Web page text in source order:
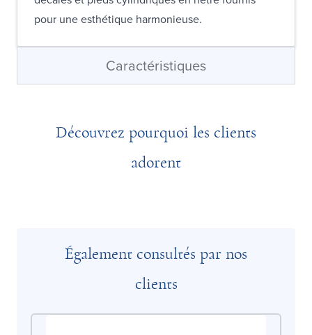
pour une esthétique harmonieuse.
Caractéristiques
Découvrez pourquoi les clients
adorent
Également consultés par nos
clients